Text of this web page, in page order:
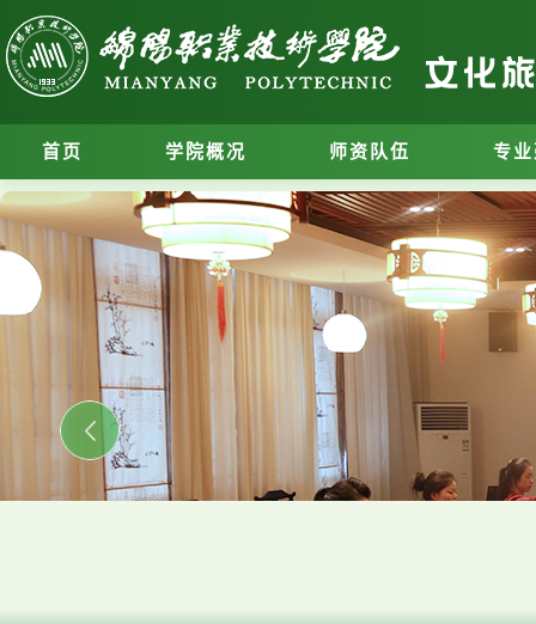
首页 学院概况 师资队伍 专